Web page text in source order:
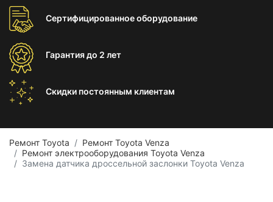
Сертифицированноеоборудование
Гарантиядо 2 лет
Скидки постоянным клиентам
Ремонт Toyota
Ремонт Toyota Venza
Ремонт электрооборудования Toyota Venza
Замена датчика дроссельной заслонки Toyota Venza